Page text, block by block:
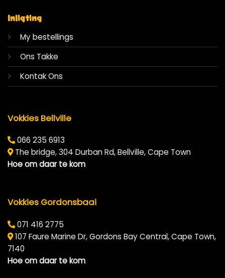
Inligting
My bestellings
Ons Takke
Kontak Ons
Vokkies Bellville
066 235 6913
The bridge, 304 Durban Rd, Bellville, Cape Town
Hoe om daar te kom
Vokkies Gordonsbaai
071 416 2775
107 Faure Marine Dr, Gordons Bay Central, Cape Town,
7140
Hoe om daar te kom